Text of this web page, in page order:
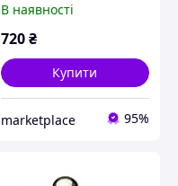
В наявності
720₴
Купити
marketplace 95%